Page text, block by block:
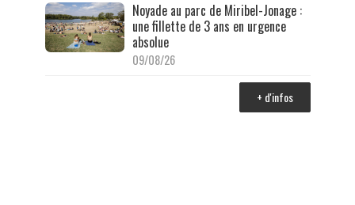
Noyade au parc de Miribel-Jonage :
une fillette de 3 ans en urgence
absolue
09/08/26
+ d'infos